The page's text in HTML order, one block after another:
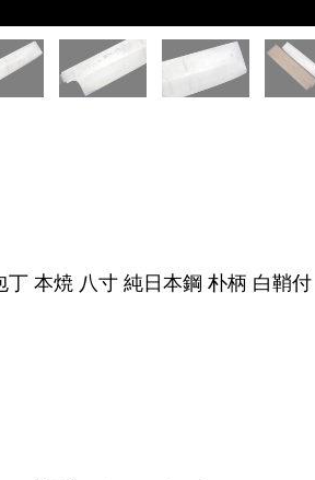
丁 本焼 八寸 純日本鋼 朴柄 白鞘付